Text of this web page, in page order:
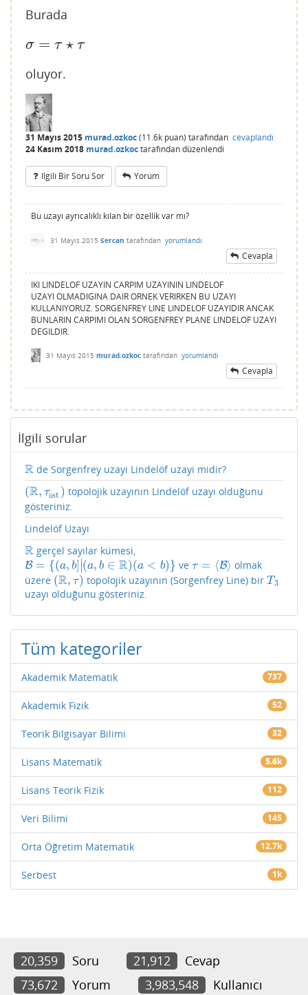
Burada
σ = τ ⋆ τ
σ= τ⋆τ
oluyor.
31 Mayıs 2015 murad.ozkoc(11.6k puan) tarafından cevaplandı
24 Kasım 2018 murad.ozkoctarafındandüzenlendi
Ilgili Bir Soru Sor Yorum
Bu uzayı ayrıcalıklı kılan bir özellik var mı?
31 Mayıs 2015 Sercan tarafından yorumlandı
Cevapla
IKI LINDELOF UZAYIN CARPIM UZAYININ LINDELOF
UZAYI OLMADIGINA DAIR ORNEK VERIRKEN BU UZAYI
KULLANIYORUZ. SORGENFREY LINE LINDELOF UZAYIDIR ANCAK
BUNLARIN CARPIMI OLAN SORGENFREY PLANE LINDELOF UZAYI
DEGILDIR.
31 Mayıs 2015 murad.ozkoc tarafından yorumlandı
Cevapla
İlgili sorular
R
R de Sorgenfrey uzayi Lindelöf uzayi midir?
(R, τüst )
(R,τüst)
topolojik uzayının Lindelöf uzayı olduğunu
gösteriniz.
Lindelöf Uzayı
R
R gerçel sayılar kümesi,
B = {(a, b] ∣∣(a, b ∈ R)(a < b)}
B= {(a ,b]|(a,b∈R (a <b )} veτ = ⟨B⟩
τ=⟨B
olmak
üzere (R, τ)
(R,τ) topolojik uzayının (Sorgenfrey Line) birT 3
T3
uzayı olduğunu gösteriniz.
Tüm kategoriler
Akademik Matematik 737
Akademik Fizik 52
Teorik Bilgisayar Bilimi 32
Lisans Matematik 5.6k
Lisans Teorik Fizik 112
Veri Bilimi 145
Orta Öğretim Matematik 12.7k
Serbest 1k
20,359 Soru 21,912
Cevap
73,672
Yorum 3,983,548 Kullanıcı